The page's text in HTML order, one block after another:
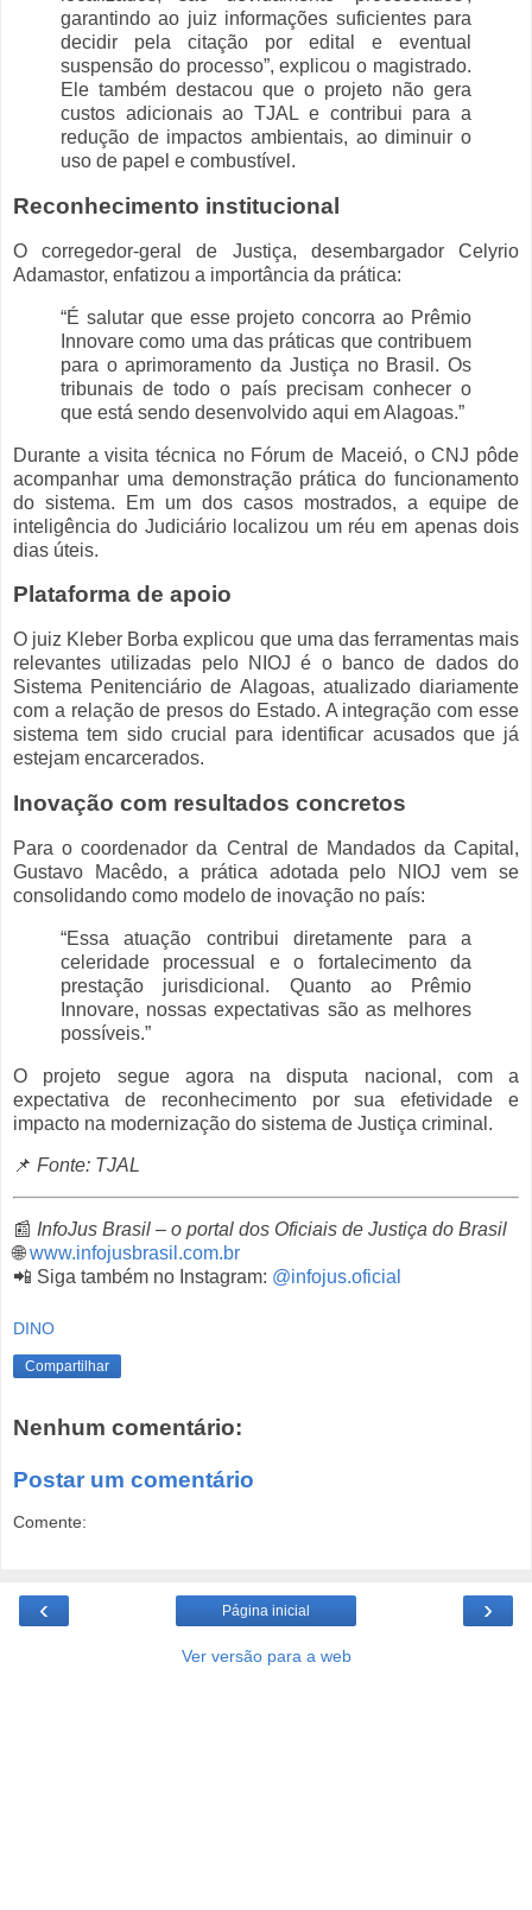
garantindo ao juiz informações suficientes para
decidir pela citação por edital e eventual
suspensão do processo”, explicou o magistrado.
Ele também destacou que o projeto não gera
custos adicionais ao TJAL e contribui para a
redução de impactos ambientais, ao diminuir o
uso de papel e combustível.
Reconhecimento institucional
O corregedor-geral de Justiça, desembargador Celyrio
Adamastor, enfatizou a importância da prática:
“É salutar que esse projeto concorra ao Prêmio
Innovare como uma das práticas que contribuem
para o aprimoramento da Justiça no Brasil. Os
tribunais de todo o país precisam conhecer o
que está sendo desenvolvido aqui em Alagoas.”
Durante a visita técnica no Fórum de Maceió, o CNJ pôde
acompanhar uma demonstração prática do funcionamento
do sistema. Em um dos casos mostrados, a equipe de
inteligência do Judiciário localizou um réu em apenas dois
dias úteis.
Plataforma de apoio
O juiz Kleber Borba explicou que uma das ferramentas mais
relevantes utilizadas pelo NIOJ é o banco de dados do
Sistema Penitenciário de Alagoas, atualizado diariamente
com a relação de presos do Estado. A integração com esse
sistema tem sido crucial para identificar acusados que já
estejam encarcerados.
Inovação com resultados concretos
Para o coordenador da Central de Mandados da Capital,
Gustavo Macêdo, a prática adotada pelo NIOJ vem se
consolidando como modelo de inovação no país:
“Essa atuação contribui diretamente para a
celeridade processual e o fortalecimento da
prestação jurisdicional. Quanto ao Prêmio
Innovare, nossas expectativas são as melhores
possíveis.”
O projeto segue agora na disputa nacional, com a
expectativa de reconhecimento por sua efetividade e
impacto na modernização do sistema de Justiça criminal.
📌 Fonte: TJAL
📰 InfoJus Brasil – o portal dos Oficiais de Justiça do Brasil
🌐www.infojusbrasil.com.br
📲 Siga também no Instagram: @infojus.oficial
DINO
Compartilhar
Nenhum comentário:
Postar um comentário
Comente:
‹ ›
Página inicial
Ver versão para a web